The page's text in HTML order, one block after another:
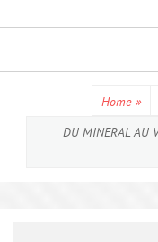
Home »
DU MINERAL AU